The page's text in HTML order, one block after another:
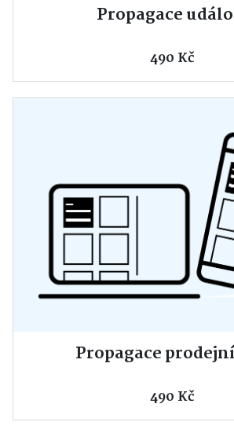
Propagace
490 Kč
Propagace
490 Kč